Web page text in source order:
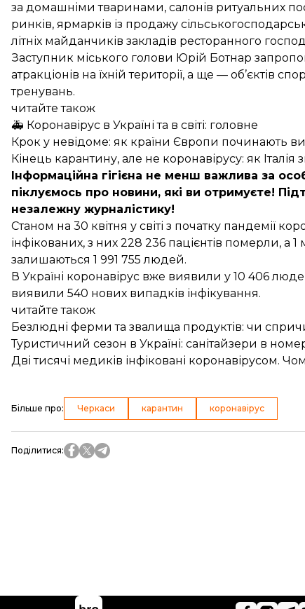
за домашніми тваринами, салонів ритуальних
ринків, ярмарків із продажу
літніх майданчиків закладів ресторанного
Заступник міського голови Юрій Ботнар
атракціонів на їхній території, а ще — об’єктів
тренувань.
читайте також
🚑 Коронавірус в Україні та в світі: головне
Крок у невідоме: як країни Європи починають
Кінець карантину, але не коронавірусу: як
Інформаційна гігієна не менш важлива за
піклуємось про новини, які ви отримуєте!
незалежну журналістику!
Станом на 30 квітня у світі з початку пандемії
інфікованих, з них 228 236 пацієнтів померли, а
залишаються 1 991 755 людей.
В Україні коронавірус вже виявили у 10 406
виявили 540 нових випадків інфікування.
читайте також
Безлюдні ферми та звалища продуктів: чи
Туристичний сезон в Україні: санітайзери в
Дві тисячі медиків інфіковані коронавірусом.
Більше про: Черкаси карантин коронавірус
Поділитися: